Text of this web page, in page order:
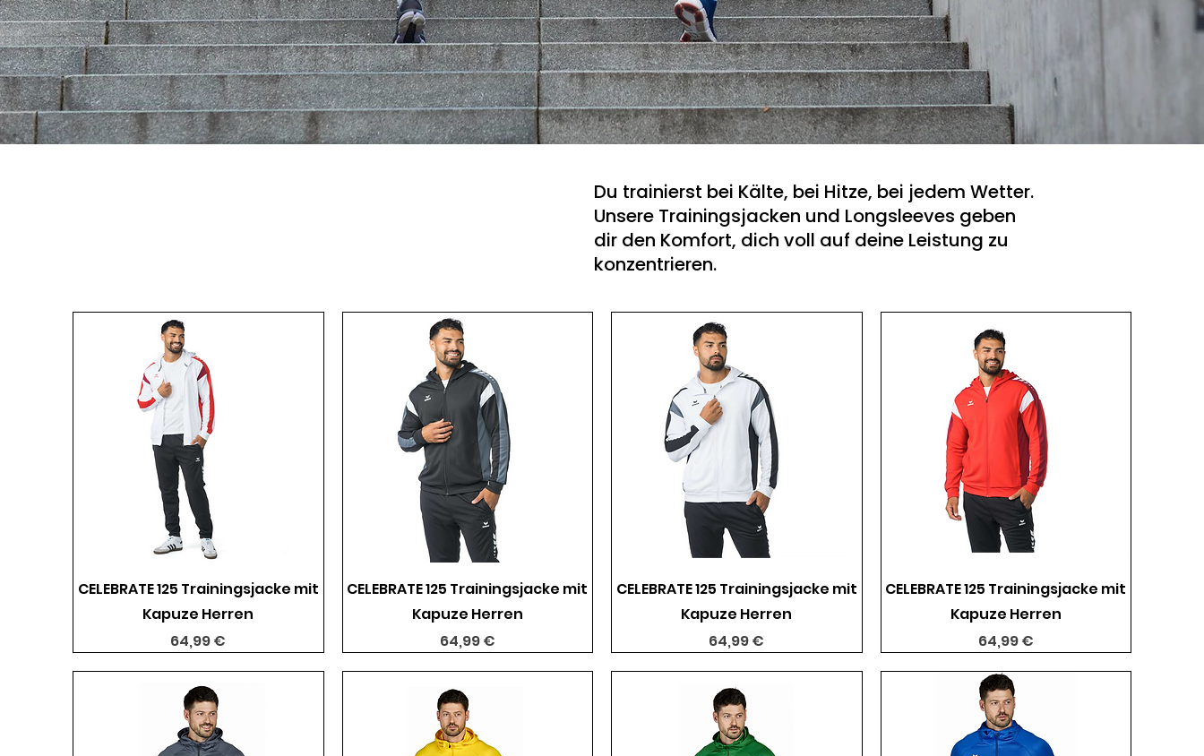
Du trainierst bei Kälte, bei Hitze, bei jedem Wetter.
Unsere Trainingsjacken und Longsleeves geben
dir den Komfort, dich voll auf deine Leistung zu
konzentrieren.
Schnellansicht
CELEBRATE 125 Trainingsjacke mit
Kapuze Herren
Preis
64,99 €
Schnellansicht
CELEBRATE 125 Trainingsjacke mit
Kapuze Herren
Preis
64,99 €
Schnellansicht
CELEBRATE 125 Trainingsjacke mit
Kapuze Herren
Preis
64,99 €
Schnellansicht
CELEBRATE 125 Trainingsjacke mit
Kapuze Herren
Preis
64,99 €